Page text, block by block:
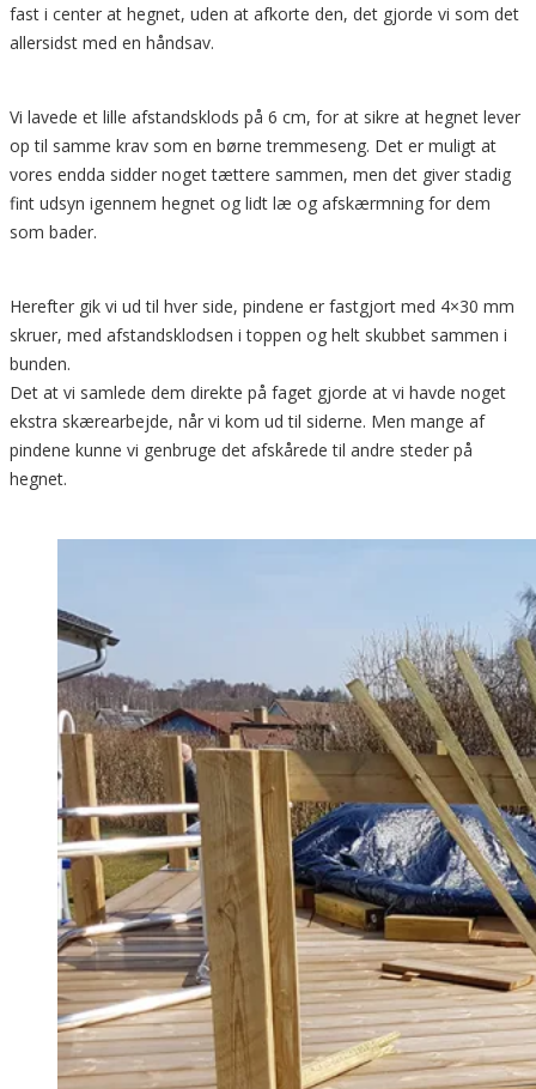
fast i center at hegnet, uden at afkorte den, det gjorde vi som det
allersidst med en håndsav.
Vi lavede et lille afstandsklods på 6 cm, for at sikre at hegnet lever
op til samme krav som en børne tremmeseng. Det er muligt at
vores endda sidder noget tættere sammen, men det giver stadig
fint udsyn igennem hegnet og lidt læ og afskærmning for dem
som bader.
Herefter gik vi ud til hver side, pindene er fastgjort med 4×30 mm
skruer, med afstandsklodsen i toppen og helt skubbet sammen i
bunden.
Det at vi samlede dem direkte på faget gjorde at vi havde noget
ekstra skærearbejde, når vi kom ud til siderne. Men mange af
pindene kunne vi genbruge det afskårede til andre steder på
hegnet.